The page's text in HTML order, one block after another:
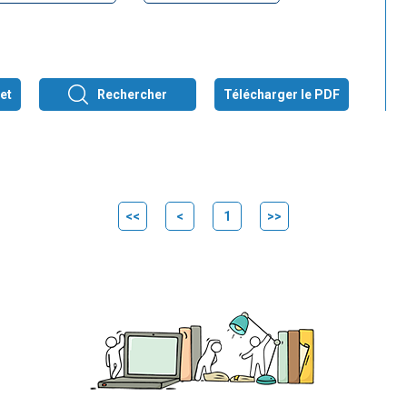
Rechercher Télécharger le PDF
<< < 1 >>